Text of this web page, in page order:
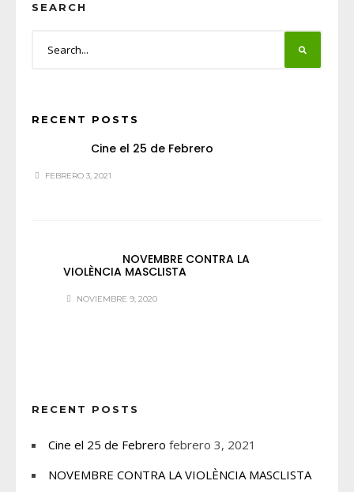
SEARCH
RECENT POSTS
Cine el 25 de Febrero
FEBRERO 3, 2021
NOVEMBRE CONTRA LA
VIOLÈNCIA MASCLISTA
NOVIEMBRE 9, 2020
RECENT POSTS
Cine el 25 de Febrero febrero 3, 2021
NOVEMBRE CONTRA LA VIOLÈNCIA MASCLISTA